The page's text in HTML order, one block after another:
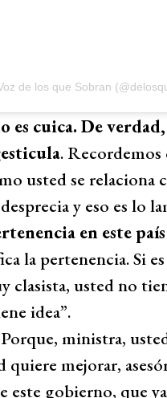
de los que Sobran
es cuica. De
.
usted se relaciona
y eso es lo
en este
la pertenencia. Si
clasista, usted no
idea”.
ministra,
quiere mejorar,
este gobierno, que